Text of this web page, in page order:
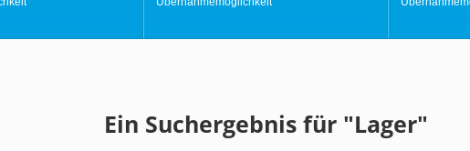
Ein Suchergebnis für "Lager"